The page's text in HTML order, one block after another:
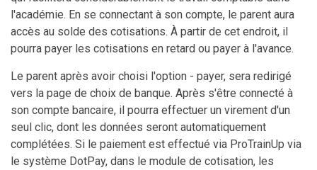
l'académie. En se connectant à son compte, le parent aura
accès au solde des cotisations. À partir de cet endroit, il
pourra payer les cotisations en retard ou payer à l'avance.
Le parent après avoir choisi l'option - payer, sera redirigé
vers la page de choix de banque. Après s'être connecté à
son compte bancaire, il pourra effectuer un virement d'un
seul clic, dont les données seront automatiquement
complétées. Si le paiement est effectué via ProTrainUp via
le système DotPay, dans le module de cotisation, les